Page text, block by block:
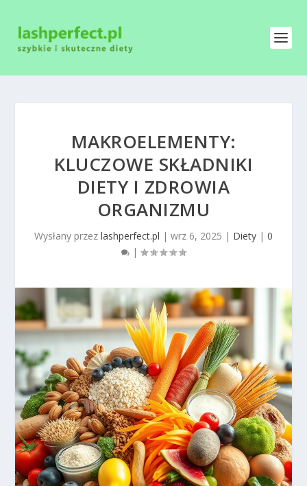
MAKROELEMENTY:
KLUCZOWE SKŁADNIKI
DIETY I ZDROWIA
ORGANIZMU
Wysłany przez lashperfect.pl | wrz 6, 2025 | Diety | 0
|